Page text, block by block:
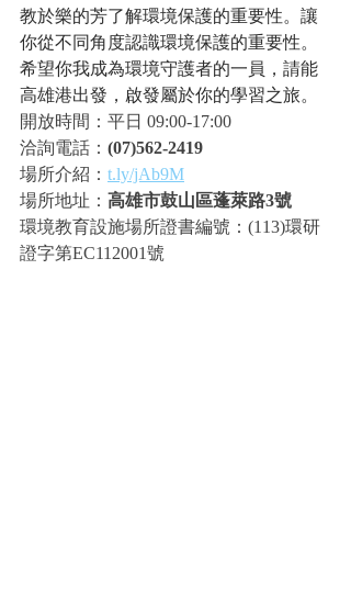
教於樂的芳了解環境保護的重要性。讓
你從不同角度認識環境保護的重要性。
希望你我成為環境守護者的一員，請能
高雄港出發，啟發屬於你的學習之旅。
開放時間：平日 09:00-17:00
洽詢電話： (07)562-2419
場所介紹： t.ly/jAb9M
場所地址： 高雄市鼓山區蓬萊路3號
環境教育設施場所證書編號：(113)環研
證字第EC112001號